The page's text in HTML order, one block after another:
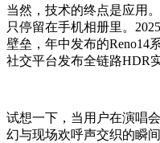
当然，技术的终点是应用
只停留在手机相册里。
壁垒，年中发布的Reno14
社交平台发布全链路HDR
试想一下，当用户在演唱
幻与现场欢呼声交织的瞬